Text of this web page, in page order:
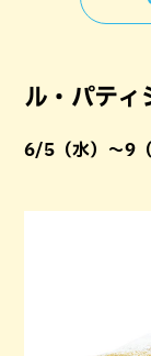
ル・パティ
6/5（水）〜9